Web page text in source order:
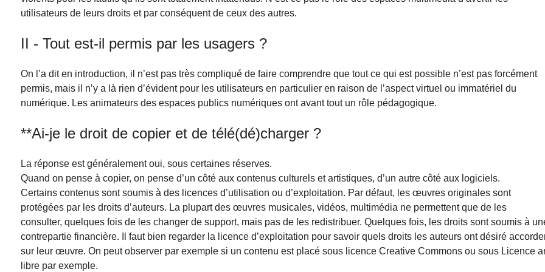
utilisateurs de leurs droits et par conséquent de ceux des autres.
II - Tout est-il permis par les usagers ?
On l’a dit en introduction, il n’est pas très compliqué de faire comprendre que tout ce qui est possible n’est pas forcément
permis, mais il n’y a là rien d’évident pour les utilisateurs en particulier en raison de l’aspect virtuel ou immatériel du
numérique. Les animateurs des espaces publics numériques ont avant tout un rôle pédagogique.
**Ai-je le droit de copier et de télé(dé)charger ?
La réponse est généralement oui, sous certaines réserves.
Quand on pense à copier, on pense d’un côté aux contenus culturels et artistiques, d’un autre côté aux logiciels.
Certains contenus sont soumis à des licences d’utilisation ou d’exploitation. Par défaut, les œuvres originales sont
protégées par les droits d’auteurs. La plupart des œuvres musicales, vidéos, multimédia ne permettent que de les
consulter, quelques fois de les changer de support, mais pas de les redistribuer. Quelques fois, les droits sont soumis à
contrepartie financière. Il faut bien regarder la licence d’exploitation pour savoir quels droits les auteurs ont désiré
sur leur œuvre. On peut observer par exemple si un contenu est placé sous licence Creative Commons ou sous Licence
libre par exemple.